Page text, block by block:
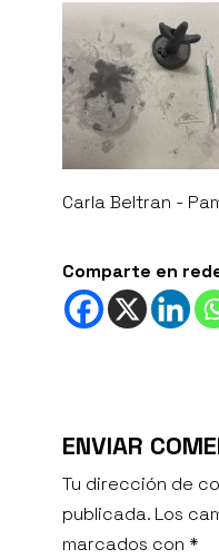
Carla Beltran -
Comparte en
ENVIAR
Tu dirección de
publicada. Los
marcados con *